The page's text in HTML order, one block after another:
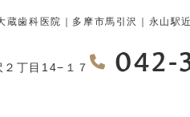
歯科医院｜多摩市馬引沢｜永山駅
丁目14−１７ 042-